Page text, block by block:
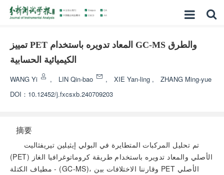
تمييز PET المعاد تدويره باستخدام GC-MS والطرق
الكيميائية الحسابية
WANG Yi , LIN Qin-bao , XIE Yan-ling ,
ZHANG Ming-yue
DOI： 10.12452/j.fxcsxb.240709203
摘要
تم تحليل المركبات المتطايرة في البولي إيثيلين تيريفثاليت
(PET) الأصلي والمعاد تدويره باستخدام طريقة كروماتوغرافيا الغاز
- مطياف الكتلة (GC-MS)، وقارننا الاختلافات بين PET الأصلي